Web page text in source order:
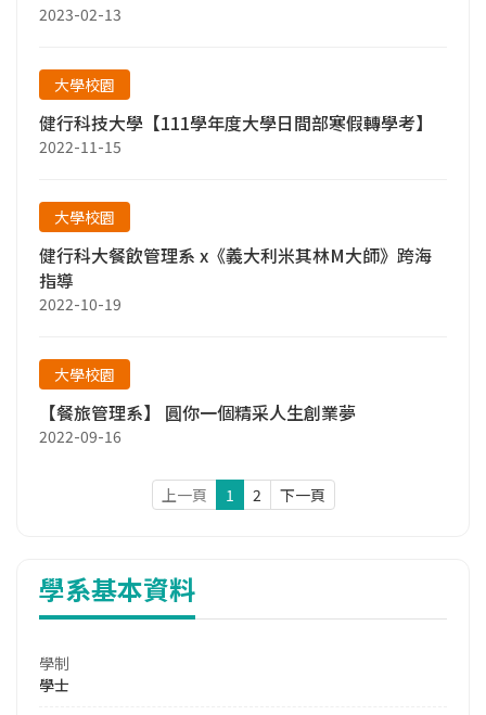
2023-02-13
大學校園
健行科技大學【111學年度大學日間部寒假轉學考】
2022-11-15
大學校園
健行科大餐飲管理系 x《義大利米其林M大師》跨海
指導
2022-10-19
大學校園
【餐旅管理系】 圓你一個精采人生創業夢
2022-09-16
上一頁 1 2 下一頁
學系基本資料
學制
學士